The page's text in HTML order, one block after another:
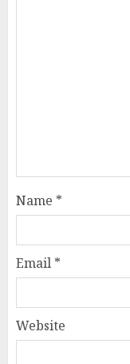
Name *
Email *
Website